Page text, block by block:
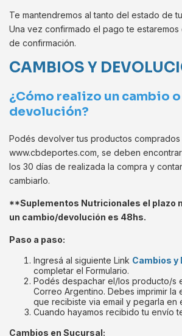
Te mantendremos al tanto del estado de
Una vez confirmado el pago te estaremos
de confirmación.
CAMBIOS Y
¿Cómo realizo un cambio o
devolución?
Podés devolver tus productos comprados
www.cbdeportes.com, se deben
los 30 días de realizada la compra y
cambiarlo.
**Suplementos Nutricionales el plazo
un cambio/devolución es 48hs.
Paso a paso:
Ingresá al siguiente Link Cambios y
completar el Formulario.
Podés despachar el/los producto/s
Correo Argentino. Debes imprimir la
que recibiste via email y pegarla en
Cuando hayamos recibido tu envío
Cambios en Sucursal: